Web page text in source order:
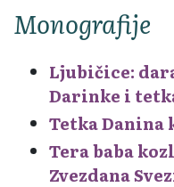
Monografije
Ljubičice:
Darinke i
Tetka Danina
Tera baba
Zvezdana